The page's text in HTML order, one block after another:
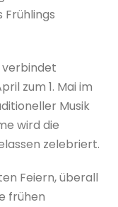
Frühlings
zum 1. Mai im
Musik
wird die
zelebriert.
Feiern, überall
frühen